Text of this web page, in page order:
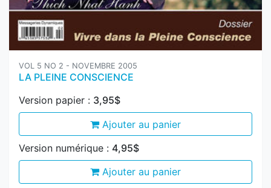
VOL 5 NO 2 - NOVEMBRE 2005
LA PLEINE CONSCIENCE
Version papier :3,95$
Ajouter au panier
Version numérique :4,95$
Ajouter au panier